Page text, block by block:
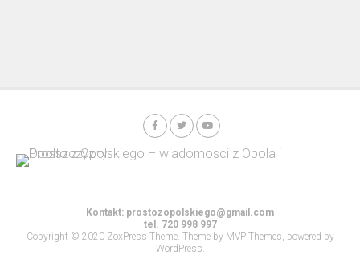
Kontakt: prostozopolskiego@gmail.com
tel. 720 998 997
Copyright © 2020 ZoxPress Theme. Theme by MVP Themes, powered by
WordPress.